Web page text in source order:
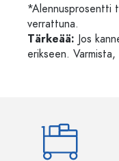
*Alennusprosentti
verrattuna.
Tärkeää: Jos
erikseen.